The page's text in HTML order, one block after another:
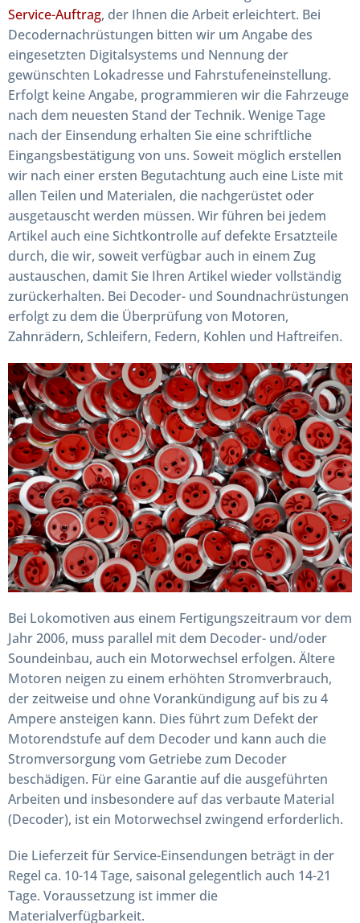
Service-Auftrag, der Ihnen die Arbeit erleichtert. Bei
Decodernachrüstungen bitten wir um Angabe des
eingesetzten Digitalsystems und Nennung der
gewünschten Lokadresse und Fahrstufeneinstellung.
Erfolgt keine Angabe, programmieren wir die Fahrzeuge
nach dem neuesten Stand der Technik. Wenige Tage
nach der Einsendung erhalten Sie eine schriftliche
Eingangsbestätigung von uns. Soweit möglich erstellen
wir nach einer ersten Begutachtung auch eine Liste mit
allen Teilen und Materialen, die nachgerüstet oder
ausgetauscht werden müssen. Wir führen bei jedem
Artikel auch eine Sichtkontrolle auf defekte Ersatzteile
durch, die wir, soweit verfügbar auch in einem Zug
austauschen, damit Sie Ihren Artikel wieder vollständig
zurückerhalten. Bei Decoder- und Soundnachrüstungen
erfolgt zu dem die Überprüfung von Motoren,
Zahnrädern, Schleifern, Federn, Kohlen und Haftreifen.
Bei Lokomotiven aus einem Fertigungszeitraum vor dem
Jahr 2006, muss parallel mit dem Decoder- und/oder
Soundeinbau, auch ein Motorwechsel erfolgen. Ältere
Motoren neigen zu einem erhöhten Stromverbrauch,
der zeitweise und ohne Vorankündigung auf bis zu 4
Ampere ansteigen kann. Dies führt zum Defekt der
Motorendstufe auf dem Decoder und kann auch die
Stromversorgung vom Getriebe zum Decoder
beschädigen. Für eine Garantie auf die ausgeführten
Arbeiten und insbesondere auf das verbaute Material
(Decoder), ist ein Motorwechsel zwingend erforderlich.
Die Lieferzeit für Service-Einsendungen beträgt in der
Regel ca. 10-14 Tage, saisonal gelegentlich auch 14-21
Tage. Voraussetzung ist immer die
Materialverfügbarkeit.